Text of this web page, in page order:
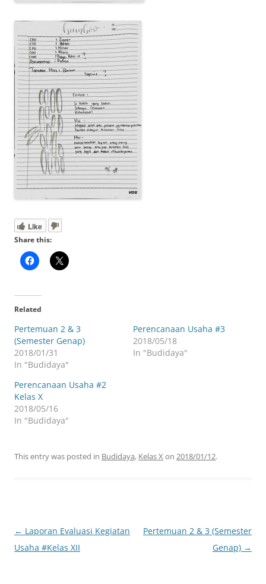
Like
Share this:
Related
Pertemuan 2 & 3
(Semester Genap)
2018/01/31
In "Budidaya"
Perencanaan Usaha #3
2018/05/18
In "Budidaya"
Perencanaan Usaha #2
Kelas X
2018/05/16
In "Budidaya"
This entry was posted in Budidaya, Kelas X on 2018/01/12.
Post
navigation
← Laporan Evaluasi Kegiatan
Usaha #Kelas XII
Pertemuan 2 & 3 (Semester
Genap) →